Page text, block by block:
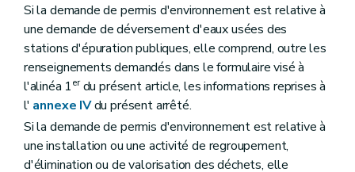
Si la demande de permis d'environnement est relative à
une demande de déversement d'eaux usées des
stations d'épuration publiques, elle comprend, outre les
renseignements demandés dans le formulaire visé à
l'alinéa 1erdu présent article, les informations reprises à
l' annexe IVdu présent arrêté.
Si la demande de permis d'environnement est relative à
une installation ou une activité de regroupement,
d'élimination ou de valorisation des déchets, elle